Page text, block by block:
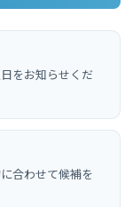
をお知らせくだ
合わせて候補を